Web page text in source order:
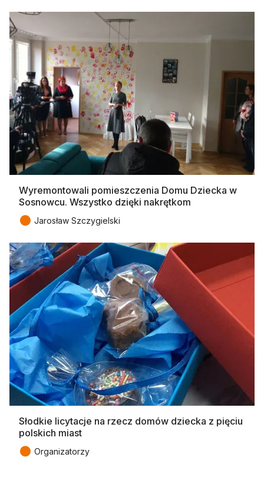
Wyremontowali pomieszczenia Domu Dziecka w
Sosnowcu. Wszystko dzięki nakrętkom
● Jarosław Szczygielski
Słodkie licytacje na rzecz domów dziecka z pięciu
polskich miast
● Organizatorzy